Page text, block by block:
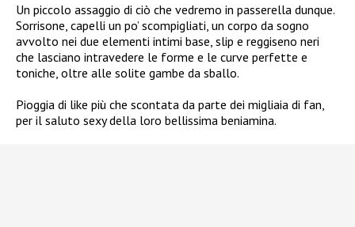
Un piccolo assaggio di ciò che vedremo in passerella dunque.
Sorrisone, capelli un po’ scompigliati, un corpo da sogno
avvolto nei due elementi intimi base, slip e reggiseno neri
che lasciano intravedere le forme e le curve perfette e
toniche, oltre alle solite gambe da sballo.
Pioggia di like più che scontata da parte dei migliaia di fan,
per il saluto sexy della loro bellissima beniamina.